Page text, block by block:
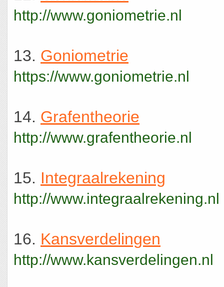
http://www.goniometrie.nl
13. Goniometrie
https://www.goniometrie.nl
14. Grafentheorie
http://www.grafentheorie.nl
15. Integraalrekening
http://www.integraalrekening.nl
16. Kansverdelingen
http://www.kansverdelingen.nl